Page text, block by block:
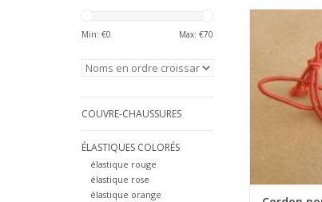
Min: €0 Max: €70
COUVRE-CHAUSSURES
ÉLASTIQUES COLORÉS
élastique rouge
élastique rose
élastique orange
de la
indiquer la